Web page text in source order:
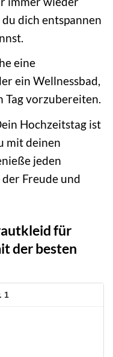
dich entspannen
eine
ein Wellnessbad,
Tag vorzubereiten.
Hochzeitstag ist
mit deinen
jeden
Freude und
für
der besten
1